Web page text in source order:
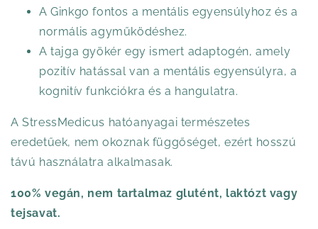
A Ginkgo fontos a mentális egyensúlyhoz és a
normális agyműködéshez.
A tajga gyökér egy ismert adaptogén, amely
pozitív hatással van a mentális egyensúlyra, a
kognitív funkciókra és a hangulatra.
A StressMedicus hatóanyagai természetes
eredetűek, nem okoznak függőséget, ezért hosszú
távú használatra alkalmasak.
100% vegán, nem tartalmaz glutént, laktózt vagy
tejsavat.